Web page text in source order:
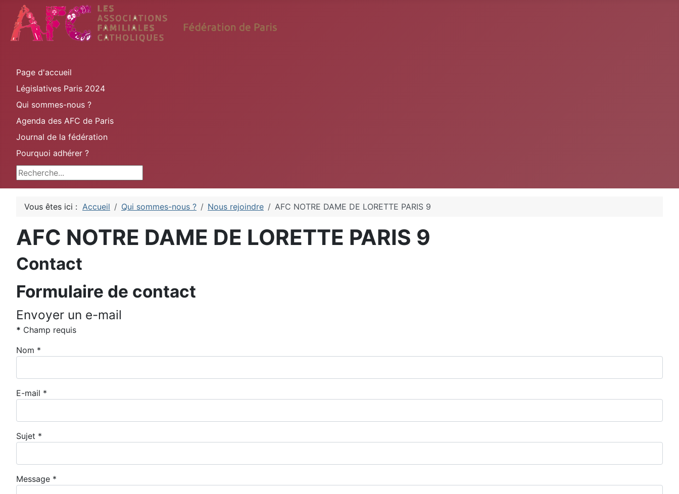
Page d'accueil
Législatives Paris 2024
Qui sommes-nous ?
Agenda des AFC de Paris
Journal de la fédération
Pourquoi adhérer ?
Rechercher
Vous êtes ici : Accueil Qui sommes-nous ? Nous rejoindre AFC NOTRE DAME DE LORETTE PARIS 9
AFC NOTRE DAME DE LORETTE PARIS 9
Contact
Formulaire de contact
Envoyer un e-mail
* Champ requis
Nom *
E-mail *
Sujet *
Message *